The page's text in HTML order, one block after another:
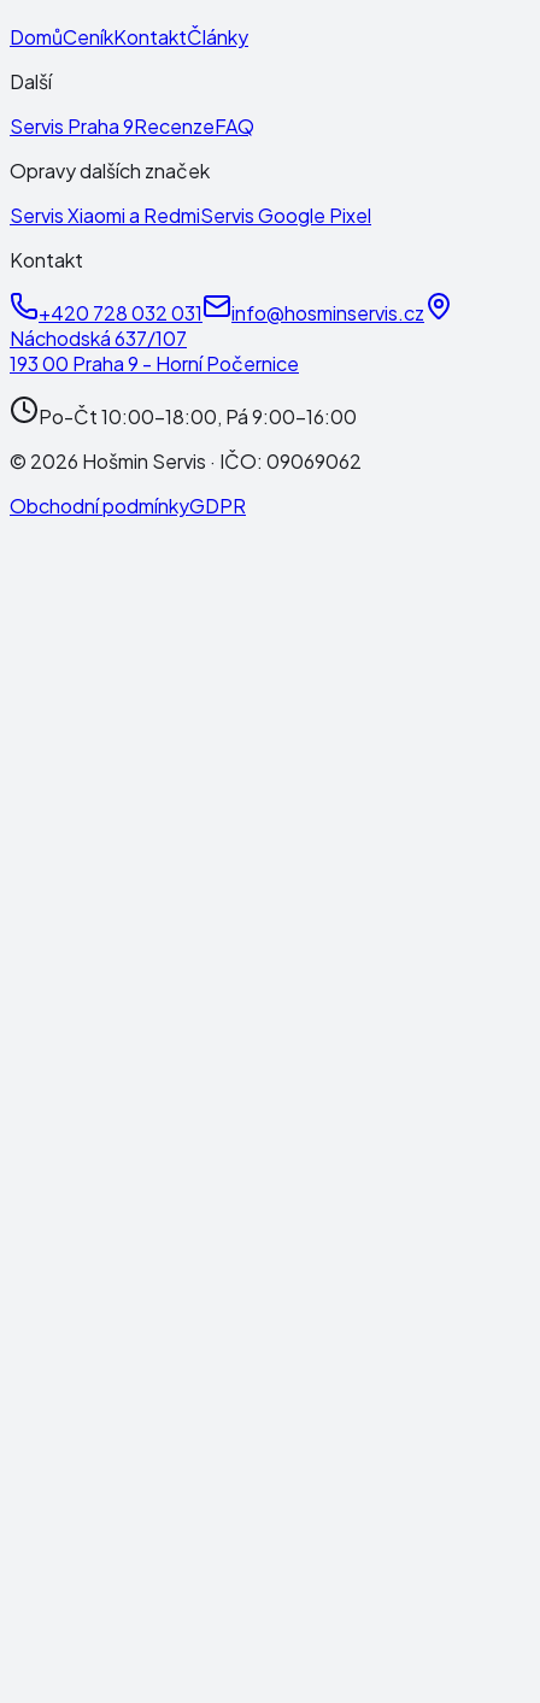
DomůCeníkKontaktČlánky
Další
Servis Praha 9RecenzeFAQ
Opravy dalších značek
Servis Xiaomi a RedmiServis Google Pixel
Kontakt
+420 728 032 031
info@hosminservis.cz
Náchodská 637/107
193 00 Praha 9 - Horní Počernice
Po-Čt 10:00-18:00, Pá 9:00-16:00
© 2026 Hošmin Servis · IČO: 09069062
Obchodní podmínkyGDPR